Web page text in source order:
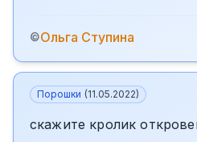
©Ольга Ступина
Порошки (11.05.2022)
скажите кролик